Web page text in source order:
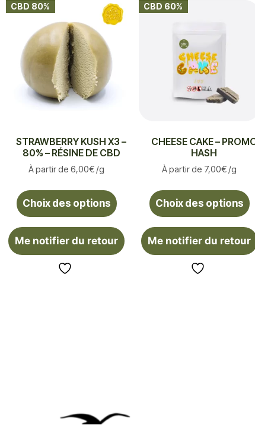
CBD 80%
STRAWBERRY KUSH X3 –
80% – RÉSINE DE CBD
À partir de 6,00€/g
Choix des options
Me notifier du retour
CBD 60%
CHEESE CAKE –
HASH
À partir de 7,00€/g
Choix des options
Me notifier du retour